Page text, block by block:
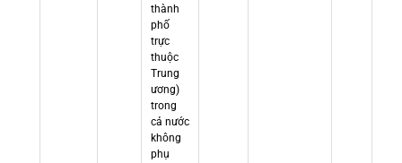
thành
phố
trực
thuộc
Trung
ương)
trong
cả nước
không
phụ